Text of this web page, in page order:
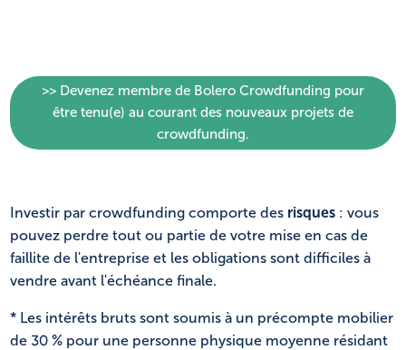
>> Devenez membre de Bolero Crowdfunding pour
être tenu(e) au courant des nouveaux projets de
crowdfunding.
Investir par crowdfunding comporte des risques : vous
pouvez perdre tout ou partie de votre mise en cas de
faillite de l'entreprise et les obligations sont difficiles à
vendre avant l'échéance finale.
* Les intérêts bruts sont soumis à un précompte mobilier
de 30 % pour une personne physique moyenne résidant